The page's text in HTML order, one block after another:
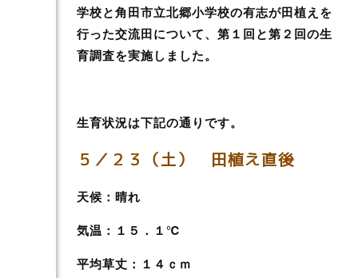
学校と角田市立北郷小学校の有志が田植えを
行った交流田について、第１回と第２回の生
育調査を実施しました。
生育状況は下記の通りです。
５／２３（土） 田植え直後
天候：晴れ
気温：１５．１℃
平均草丈：１４ｃｍ